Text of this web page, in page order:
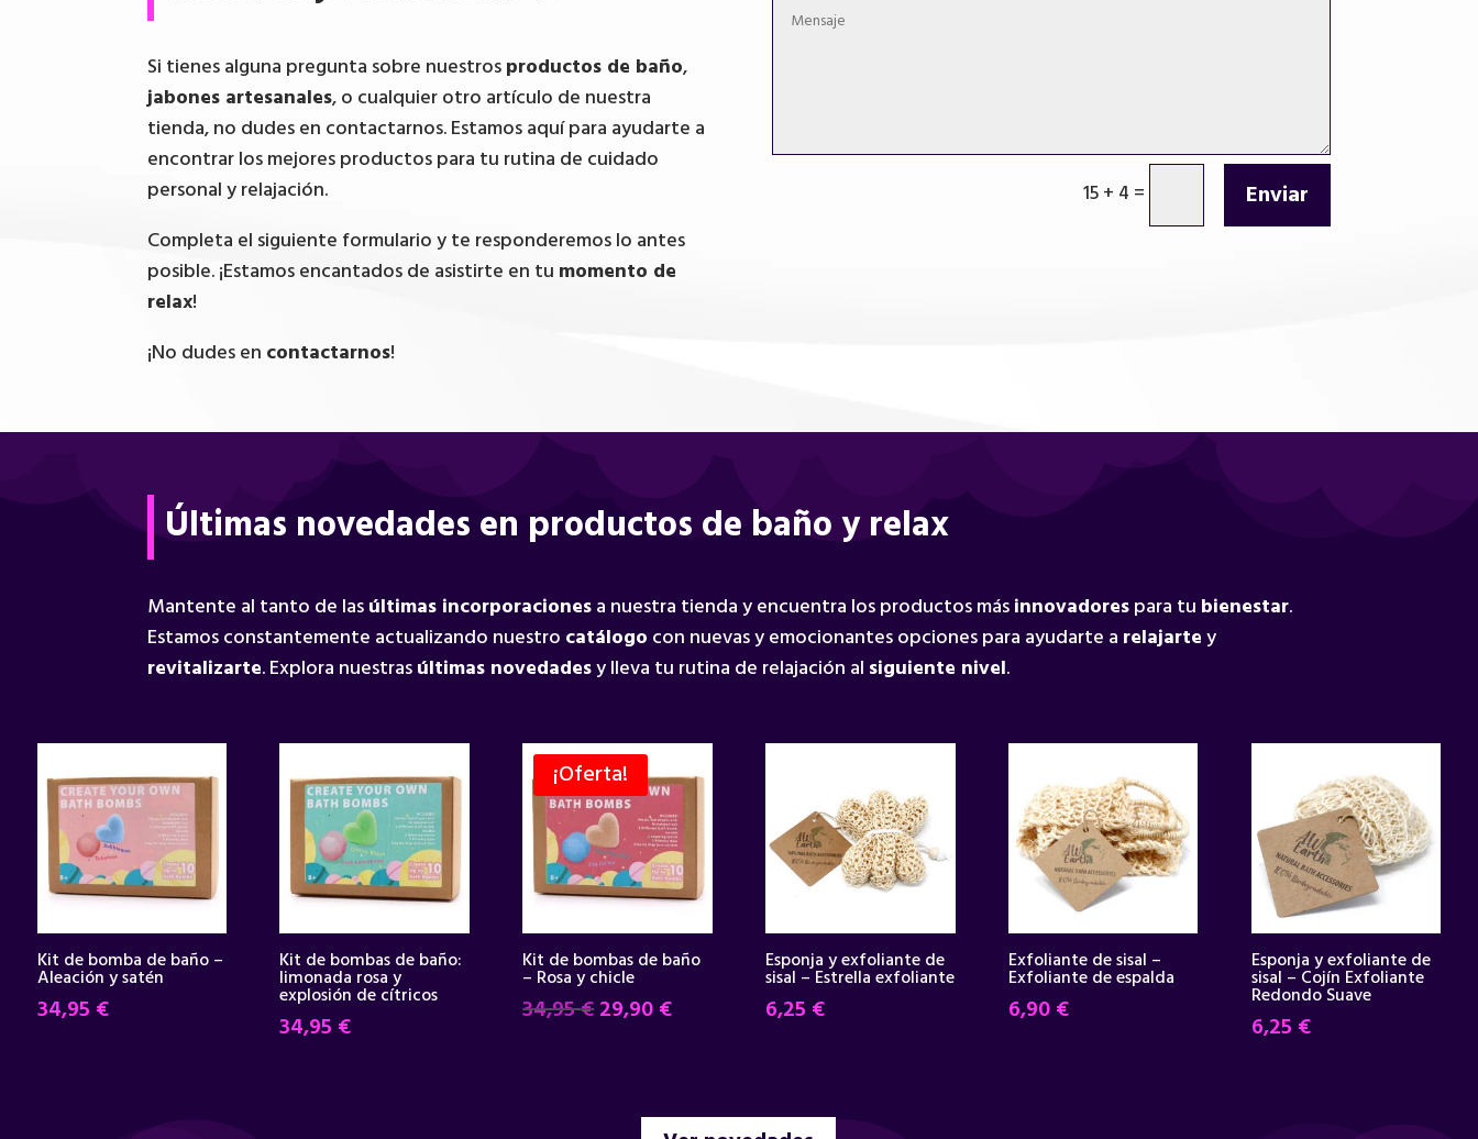
Si tienes alguna pregunta sobre nuestrosproductos de baño,
jabones artesanales, o cualquier otro artículo de nuestra
tienda, no dudes en contactarnos. Estamos aquí para ayudarte a
encontrar los mejores productos para tu rutina de cuidado
personal y relajación.
Completa el siguiente formulario y te responderemos lo antes
posible. ¡Estamos encantados de asistirte en tu momento de
relax!
¡No dudes en contactarnos!
15 + 4 = Enviar
Últimas novedades en productos de baño y relax
Mantente al tanto de lasúltimas incorporacionesa nuestra tienda y encuentra los productos másinnovadorespara tu bienestar.
Estamos constantemente actualizando nuestro catálogo con nuevas y emocionantes opciones para ayudarte a relajartey
revitalizarte. Explora nuestrasúltimas novedadesy lleva tu rutina de relajación al siguiente nivel.
Kit de bomba de baño –
Aleación y satén
34,95 €
Kit de bombas de baño:
limonada rosa y
explosión de cítricos
34,95 €
¡Oferta!
Kit de bombas de baño
– Rosa y chicle
34,95€El
34,95 €.
29,90€El
29,90 €.
Esponja y exfoliante de
sisal – Estrella exfoliante
6,25 €
Exfoliante de sisal –
Exfoliante de espalda
6,90€
Esponja y exfoliante de
sisal – Cojín Exfoliante
Redondo Suave
6,25 €